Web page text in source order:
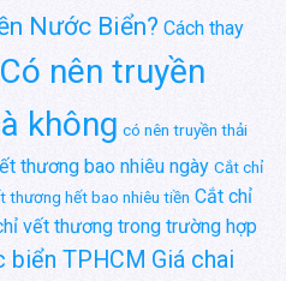
Nước Biển? Cách thay
Có nên truyền
không có nên truyền thải
thương bao nhiêu ngày Cắt chỉ
thương hết bao nhiêu tiền Cắt chỉ
vết thương trong trường hợp
biển TPHCM Giá chai